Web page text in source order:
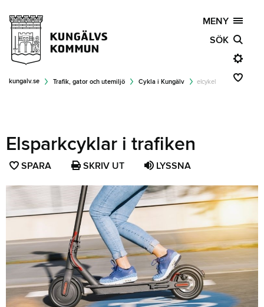
MENY
SÖK
kungalv.se Trafik, gator och utemiljö Cykla i Kungälv elcykel
Elsparkcyklar i trafiken
SPARA SPARA
FAVORIT
SKRIV UT LYSSNA